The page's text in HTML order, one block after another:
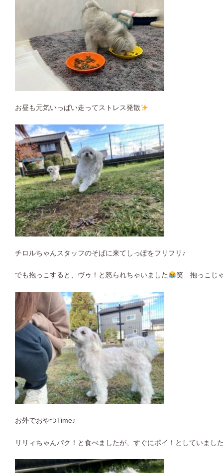
お昼も元気いっぱい走ってストレス発散
チロルちゃんスタッフのそばに来てしっぽをフリフリ♪
でも抱っこすると、ヴゥ！と怒られちゃいました 笑 抱っこじ
お外でおやつTime♪
リリィちゃんパク！と食べましたが、すぐにポイ！としていまし